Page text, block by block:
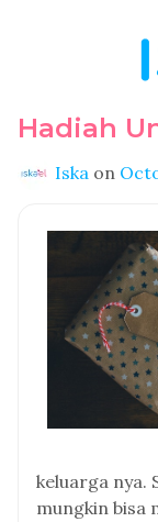
Hadiah
Iska on
keluarga nya.
mungkin bisa